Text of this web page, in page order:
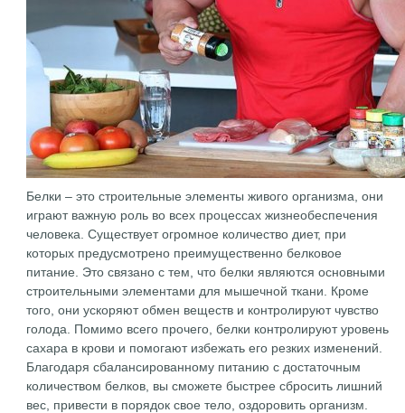
Белки – это строительные элементы живого организма, они
играют важную роль во всех процессах жизнеобеспечения
человека. Существует огромное количество диет, при
которых предусмотрено преимущественно белковое
питание. Это связано с тем, что белки являются основными
строительными элементами для мышечной ткани. Кроме
того, они ускоряют обмен веществ и контролируют чувство
голода. Помимо всего прочего, белки контролируют уровень
сахара в крови и помогают избежать его резких изменений.
Благодаря сбалансированному питанию с достаточным
количеством белков, вы сможете быстрее сбросить лишний
вес, привести в порядок свое тело, оздоровить организм.